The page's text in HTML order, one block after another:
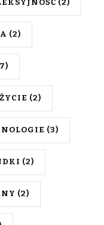
(2)
(2)
(2)
(3)
(2)
(2)